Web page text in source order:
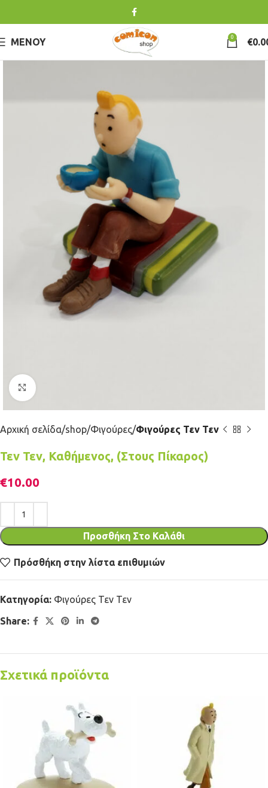
ΜΕΝΟΎ 0 €
Κλικ για μεγέθυνση
Αρχική σελίδα shop Φιγούρες Φιγούρες Τεν Τεν
Τεν Τεν, Καθήμενος, (Στους Πίκαρος)
€10.00
Προσθήκη Στο Καλάθι
Πρόσθήκη στην λίστα επιθυμιών
Κατηγορία: Φιγούρες Τεν Τεν
Share:
Σχετικά προϊόντα